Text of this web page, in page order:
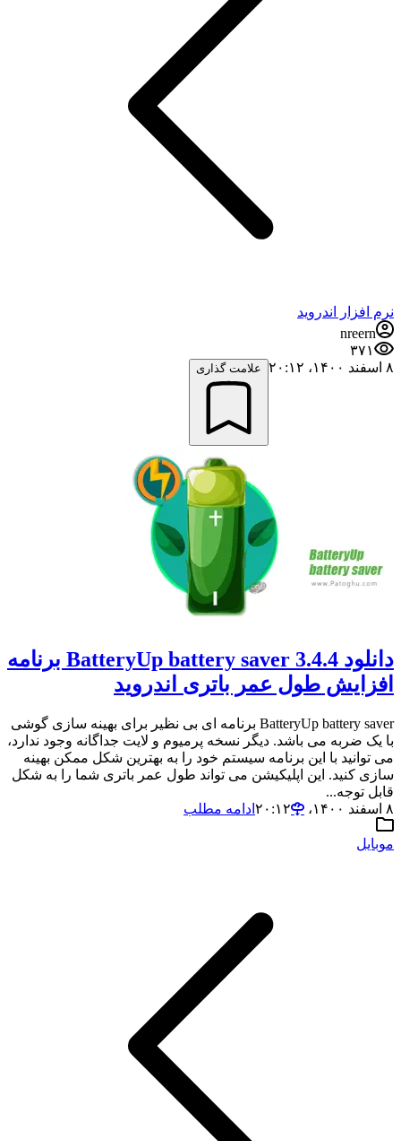
نرم افزار اندروید
nreern
۳۷۱
۸ اسفند ۱۴۰۰،‏ ۲۰:۱۲
علامت گذاری
دانلود 3.4.4 BatteryUp battery saver برنامه
افزایش طول عمر باتری اندروید
BatteryUp battery saver برنامه ای بی نظیر برای بهینه سازی گوشی
با یک ضربه می باشد. دیگر نسخه پرمیوم و لایت جداگانه وجود ندارد،
می توانید با این برنامه سیستم خود را به بهترین شکل ممکن بهینه
سازی کنید. این اپلیکیشن می تواند طول عمر باتری شما را به شکل
قابل توجه...
۸ اسفند ۱۴۰۰،‏ ۲۰:۱۲
ادامه مطلب
موبایل